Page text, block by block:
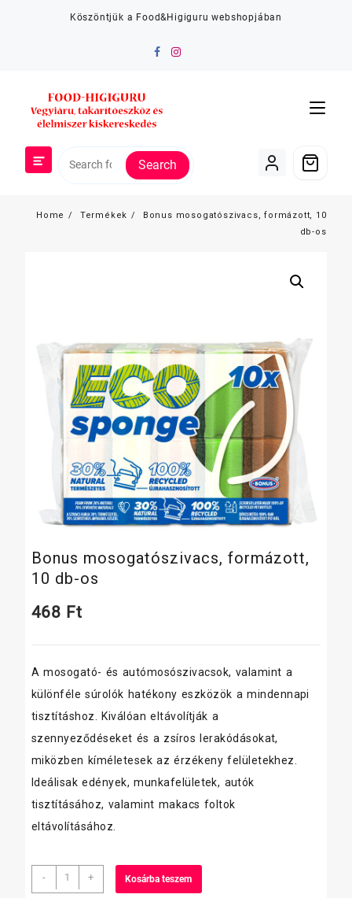
Köszöntjük a Food&Higiguru webshopjában
Search
Home Termékek
Bonus mosogatószivacs, formázott, 10
db-os
Bonus mosogatószivacs, formázott,
10 db-os
468 Ft
A mosogató- és autómosószivacsok, valamint a
különféle súrolók hatékony eszközök a mindennapi
tisztításhoz. Kiválóan eltávolítják a
szennyeződéseket és a zsíros lerakódásokat,
miközben kíméletesek az érzékeny felületekhez.
Ideálisak edények, munkafelületek, autók
tisztításához, valamint makacs foltok
eltávolításához.
-
Bonus
mosogatószivacs,
+ Kosárba teszem